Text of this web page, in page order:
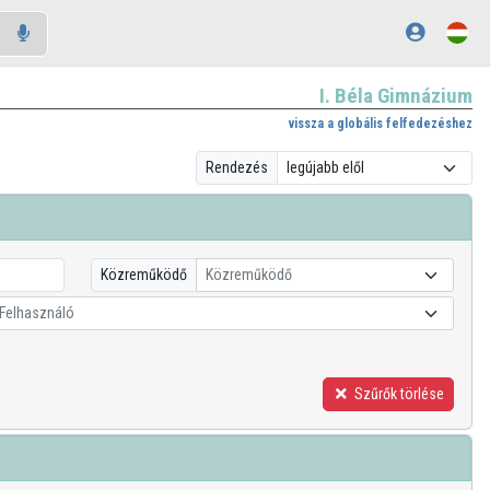
I. Béla Gimnázium
vissza a globális felfedezéshez
Rendezés
Közreműködő Közreműködő
Felhasználó
Szűrők törlése